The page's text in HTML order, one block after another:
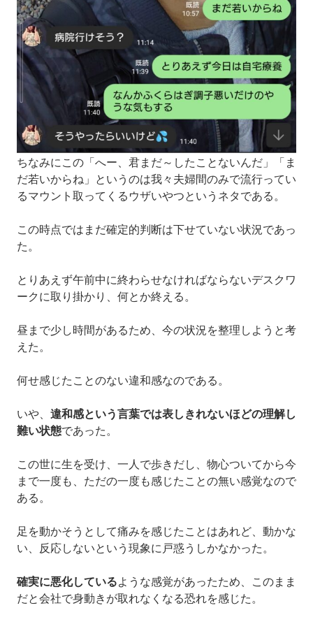
ちなみにこの「へー、君まだ～したことないんだ」「ま
だ若いからね」というのは我々夫婦間のみで流行ってい
るマウント取ってくるウザいやつというネタである。
この時点ではまだ確定的判断は下せていない状況であっ
た。
とりあえず午前中に終わらせなければならないデスクワ
ークに取り掛かり、何とか終える。
昼まで少し時間があるため、今の状況を整理しようと考
えた。
何せ感じたことのない違和感なのである。
いや、 違和感という言葉では表しきれないほどの理解し
難い状態であった。
この世に生を受け、一人で歩きだし、物心ついてから今
まで一度も、ただの一度も感じたことの無い感覚なので
ある。
足を動かそうとして痛みを感じたことはあれど、動かな
い、反応しないという現象に戸惑うしかなかった。
確実に悪化しているような感覚があったため、このまま
だと会社で身動きが取れなくなる恐れを感じた。